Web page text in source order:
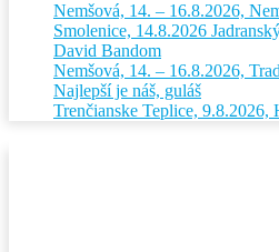
Nemšová, 14. – 16.8.2026,
Smolenice, 14.8.2026
David Bandom
Nemšová, 14. – 16.8.2026,
Najlepší je náš, guláš
Trenčianske Teplice, 9.8.2026,